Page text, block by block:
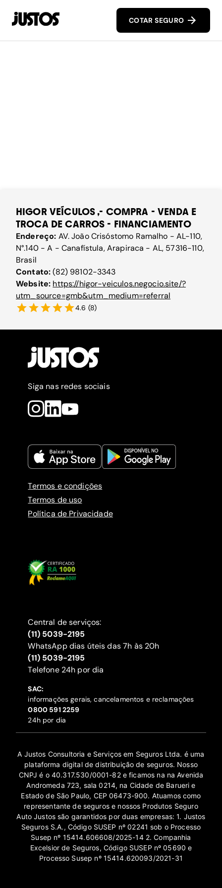
COTAR SEGURO
HIGOR VEÍCULOS ,- COMPRA - VENDA E
TROCA DE CARROS - FINANCIAMENTO
Endereço: AV. João Crisóstomo Ramalho - AL-110,
N°.140 - A - Canafístula, Arapiraca - AL, 57316-110,
Brasil
Contato:(82) 98102-3343
Website: https://higor-veiculos.negocio.site/?
utm_source=gmb&utm_medium=referral
4.6 (8)
Siga nas redes sociais
Termos e condições
Termos de uso
Política de Privacidade
Central de serviços:
(11) 5039-2195
WhatsApp dias úteis das 7h às 20h
(11) 5039-2195
‍Telefone 24h por dia
SAC:
informações gerais, cancelamentos e reclamações
‍0800 591 2259
24h por dia
A Justos Consultoria e Serviços em Seguros Ltda. é uma
plataforma digital de distribuição de seguros. Nosso
CNPJ é o 40.317.530/0001-82 e ficamos na na Avenida
Andromeda 723, sala 0214, na Cidade de Barueri e
Estado de São Paulo, CEP 06473-900. Atuamos como
representante de seguros e nossos Produtos Seguro
Auto Justos são garantidos por duas empresas: 1. Justos
Seguros S.A., Código SUSEP nº 02241 sob o Processo
Susep nº 15414.606608/2025-14 2. Companhia
Excelsior de Seguros, Código SUSEP nº 05690 e
Processo Susep nº 15414.620093/2021-31